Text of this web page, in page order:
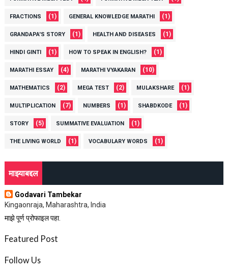
FRACTIONS (1) GENERAL KNOWLEDGE MARATHI (1)
GRANDAPA'S STORY (1) HEALTH AND DISEASES (1)
HINDI GINTI (1) HOW TO SPEAK IN ENGLISH? (1)
MARATHI ESSAY (4) MARATHI VYAKARAN (10)
MATHEMATICS (2) MEGA TEST (2) MULAKSHARE (1)
MULTIPLICATION (7) NUMBERS (1) SHABDKODE (1)
STORY (5) SUMMATIVE EVALUATION (1)
THE LIVING WORLD (1) VOCABULARY WORDS (1)
माझ्याबद्दल
Godavari Tambekar
Kingaonraja, Maharashtra, India
माझे पूर्ण प्रोफाइल पहा.
Featured Post
Follow Us